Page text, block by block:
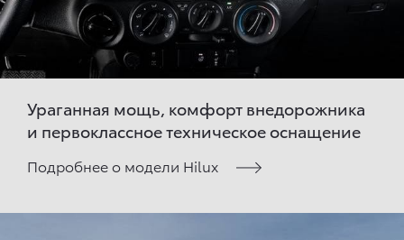
Ураганная мощь, комфорт внедорожника
и первоклассное техническое оснащение
Подробнее о модели Hilux